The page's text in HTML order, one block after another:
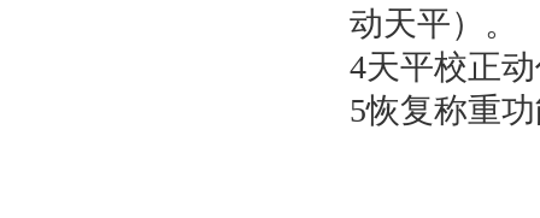
动天平）。
4天平校正
5恢复称重